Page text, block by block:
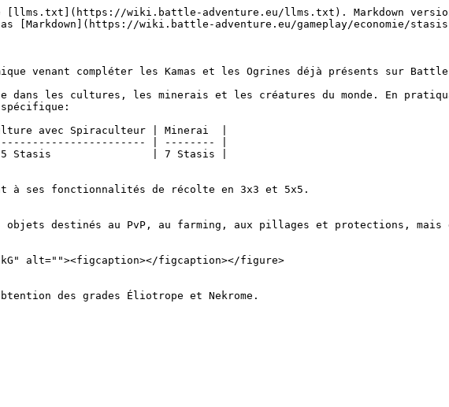
[llms.txt](https://wiki.battle-adventure.eu/llms.txt). Markdown
[Markdown](https://wiki.battle-adventure.eu/gameplay/economie/
venant compléter les Kamas et les Ogrines déjà présents sur Battle
dans les cultures, les minerais et les créatures du monde. En
spécifique:
avec Spiraculteur | Minerai  |
| -------- |
Stasis                | 7 Stasis |
à ses fonctionnalités de récolte en 3x3 et 5x5.
objets destinés au PvP, au farming, aux pillages et protections,
alt=""><figcaption></figcaption></figure>
des grades Éliotrope et Nekrome.